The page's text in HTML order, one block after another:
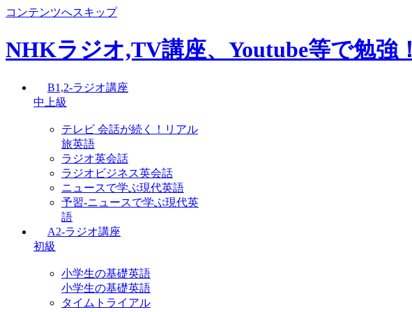
コンテンツへスキップ
NHKラジオ,TV講座、Youtube等で勉強！
B1,2-ラジオ講座
中上級
テレビ 会話が続く！リアル
旅英語
ラジオ英会話
ラジオビジネス英会話
ニュースで学ぶ現代英語
予習-ニュースで学ぶ現代英
語
A2-ラジオ講座
初級
小学生の基礎英語
小学生の基礎英語
タイムトライアル